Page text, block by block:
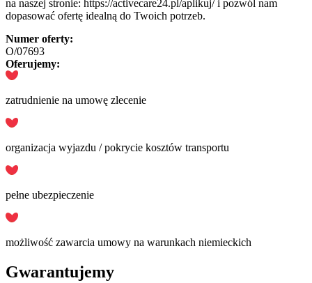
na naszej stronie: https://activecare24.pl/aplikuj/ i pozwól nam
dopasować ofertę idealną do Twoich potrzeb.
Numer oferty:
O/07693
Oferujemy:
zatrudnienie na umowę zlecenie
organizacja wyjazdu / pokrycie kosztów transportu
pełne ubezpieczenie
możliwość zawarcia umowy na warunkach niemieckich
Gwarantujemy